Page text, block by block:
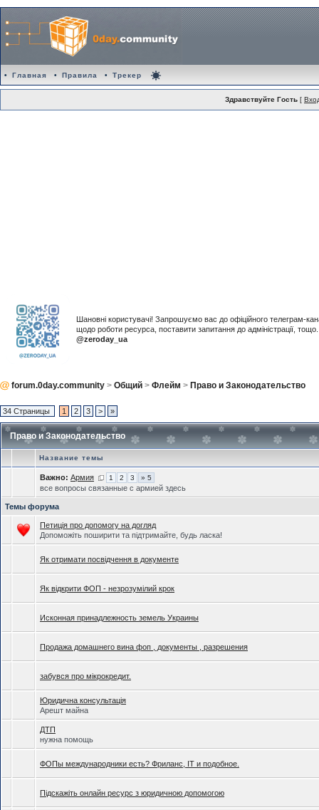
• Главная • Правила • Трекер
Здравствуйте Гость [
Шановні користувачі! Запрошуємо вас до офіційного телеграм-
щодо роботи ресурса, поставити запитання до адміністрації,
@zeroday_ua
forum.0day.community > Общий > Флейм > Право и Законодательство
34 Страницы 1 2 3 > »
Право и Законодательство
Название темы
Важно: Армия 1 2 3 » 5
все вопросы связанные с армией здесь
Темы форума
Петиція про допомогу на догляд
Допоможіть поширити та підтримайте, будь ласка!
Як отримати посвідчення в документе
Як відкрити ФОП - незрозумілий крок
Исконная принадлежность земель Украины
Продажа домашнего вина фоп , документы , разрешения
забувся про мікрокредит.
Юридична консультація
Арешт майна
ДТП
нужна помощь
ФОПы международники есть? Фриланс, IT и подобное.
Підскажіть онлайн ресурс з юридичною допомогою